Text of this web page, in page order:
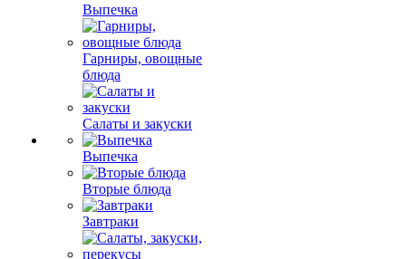
Выпечка
Гарниры, овощные
блюда
Салаты и закуски
Выпечка
Вторые блюда
Завтраки